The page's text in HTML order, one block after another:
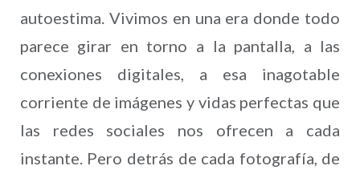
autoestima. Vivimos en una era donde todo
parece girar en torno a la pantalla, a las
conexiones digitales, a esa inagotable
corriente de imágenes y vidas perfectas que
las redes sociales nos ofrecen a cada
instante. Pero detrás de cada fotografía, de